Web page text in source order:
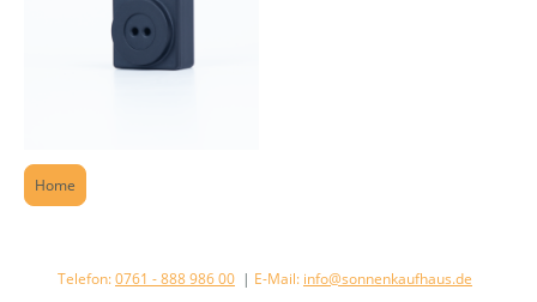
Home
Telefon:0761 - 888 986 00 | E-Mail: info@sonnenkaufhaus.de